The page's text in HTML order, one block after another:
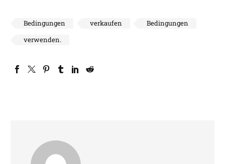
Bedingungen verkaufen
Bedingungen
verwenden.